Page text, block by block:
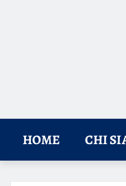
HOME CHI